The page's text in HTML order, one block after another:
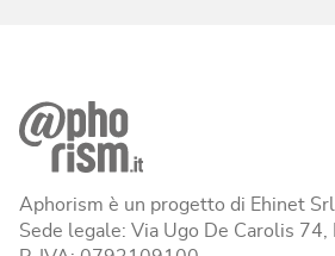
Aphorism è un progetto di Ehinet Srl
Sede legale: Via Ugo De Carolis 74,